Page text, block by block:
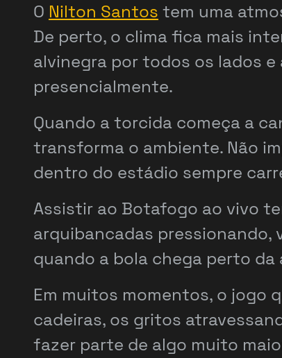
O Nilton Santos tem uma
De perto, o clima fica mais
alvinegra por todos os lados
presencialmente.
Quando a torcida começa a
transforma o ambiente. Não
dentro do estádio sempre
Assistir ao Botafogo ao vivo
arquibancadas pressionando,
quando a bola chega perto
Em muitos momentos, o jogo
cadeiras, os gritos
fazer parte de algo muito